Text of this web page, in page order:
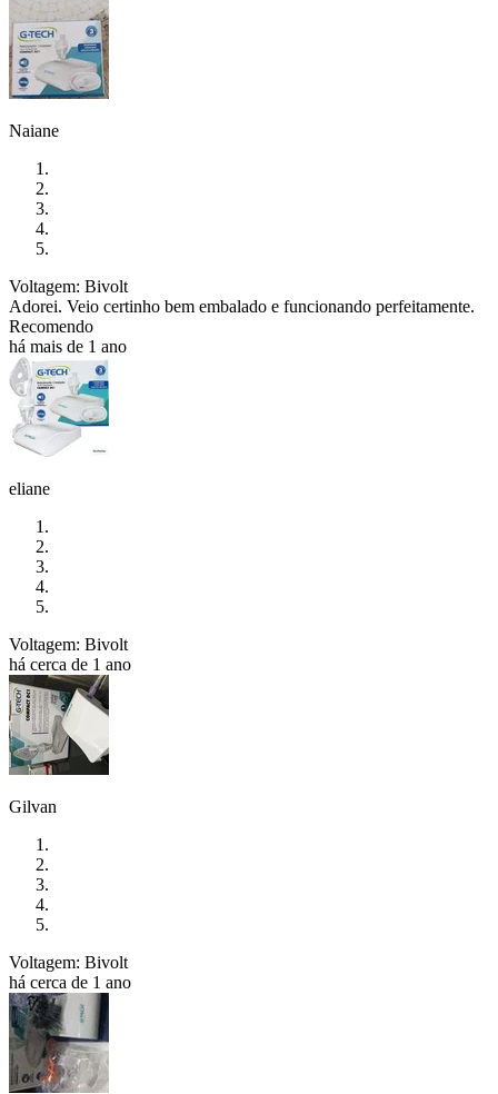
Naiane
Voltagem: Bivolt
Adorei. Veio certinho bem embalado e funcionando perfeitamente.
Recomendo
há mais de 1 ano
eliane
Voltagem: Bivolt
há cerca de 1 ano
Gilvan
Voltagem: Bivolt
há cerca de 1 ano